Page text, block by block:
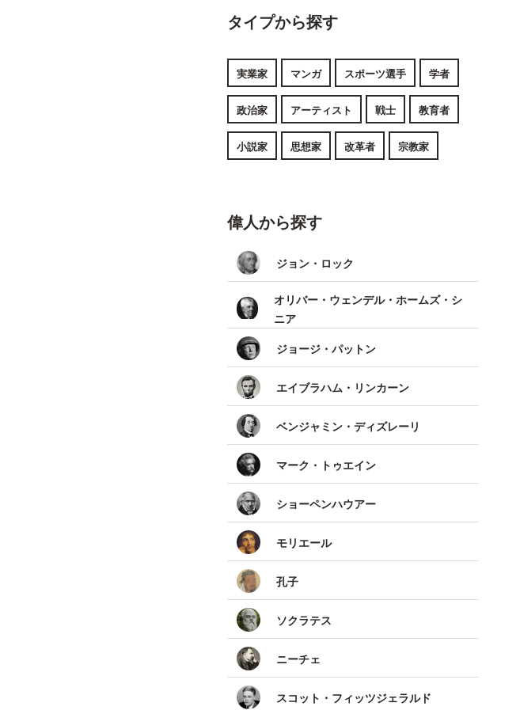
タイプから探す
実業家 マンガ スポーツ選手 学者
政治家 アーティスト 戦士 教育者
小説家 思想家 改革者 宗教家
偉人から探す
ジョン・ロック
オリバー・ウェンデル・ホームズ・シ
ニア
ジョージ・パットン
エイブラハム・リンカーン
ベンジャミン・ディズレーリ
マーク・トゥエイン
ショーペンハウアー
モリエール
孔子
ソクラテス
ニーチェ
スコット・フィッツジェラルド